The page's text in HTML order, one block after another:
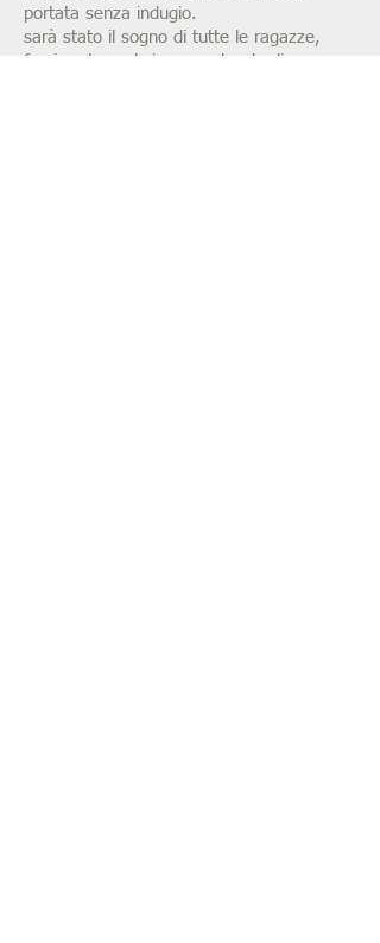
portata senza indugio.
sarà stato il sogno di tutte le ragazze,
farsi portare al cinema a bordo di una